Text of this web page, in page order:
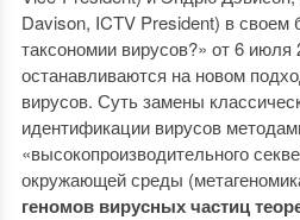
Davison, ICTV President) в своем
таксономии вирусов?» от 6 июля
останавливаются на новом
вирусов. Суть замены
идентификации вирусов
«высокопроизводительного
окружающей среды
геномов вирусных частиц